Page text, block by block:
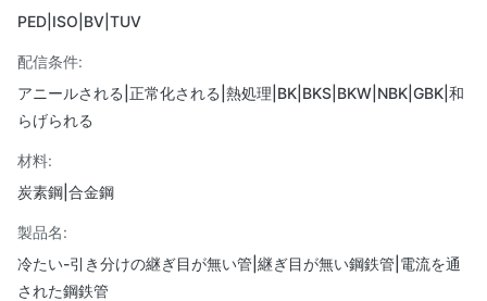
PED|ISO|BV|TUV
配信条件:
アニールされる|正常化される|熱処理|BK|BKS|BKW|NBK|GBK|和
らげられる
材料:
炭素鋼|合金鋼
製品名:
冷たい-引き分けの継ぎ目が無い管|継ぎ目が無い鋼鉄管|電流を通
された鋼鉄管